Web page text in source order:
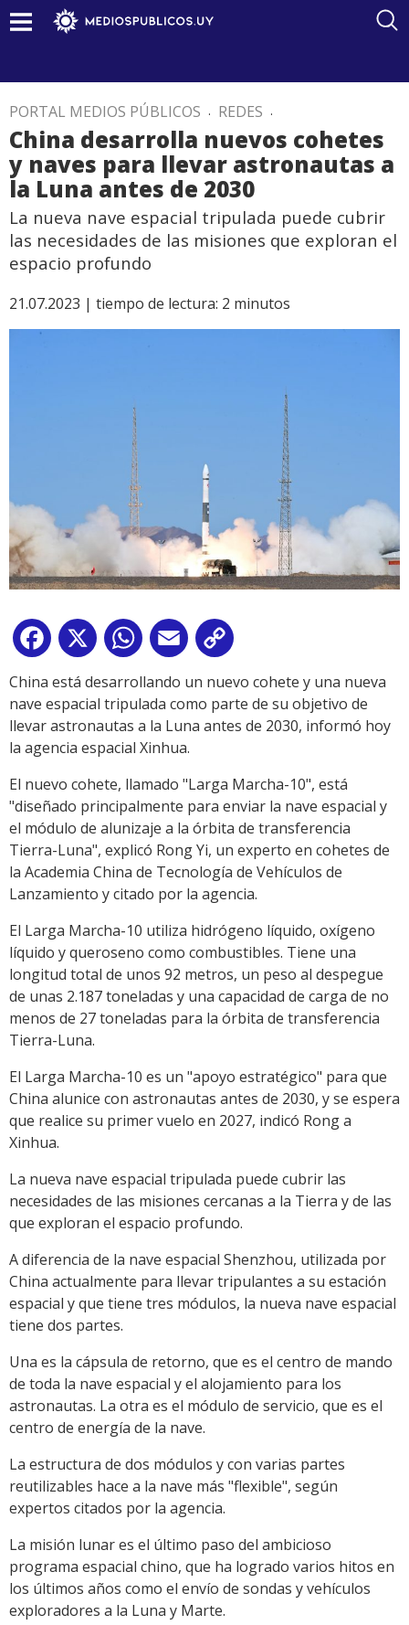
PORTAL MEDIOS PÚBLICOS . REDES .
China desarrolla nuevos cohetes
y naves para llevar astronautas a
la Luna antes de 2030
La nueva nave espacial tripulada puede cubrir
las necesidades de las misiones que exploran el
espacio profundo
21.07.2023 | tiempo de lectura: 2 minutos
Facebook
X WhatsApp
Email
Link
China está desarrollando un nuevo cohete y una nueva
nave espacial tripulada como parte de su objetivo de
llevar astronautas a la Luna antes de 2030, informó hoy
la agencia espacial Xinhua.
El nuevo cohete, llamado "Larga Marcha-10", está
"diseñado principalmente para enviar la nave espacial y
el módulo de alunizaje a la órbita de transferencia
Tierra-Luna", explicó Rong Yi, un experto en cohetes de
la Academia China de Tecnología de Vehículos de
Lanzamiento y citado por la agencia.
El Larga Marcha-10 utiliza hidrógeno líquido, oxígeno
líquido y queroseno como combustibles. Tiene una
longitud total de unos 92 metros, un peso al despegue
de unas 2.187 toneladas y una capacidad de carga de no
menos de 27 toneladas para la órbita de transferencia
Tierra-Luna.
El Larga Marcha-10 es un "apoyo estratégico" para que
China alunice con astronautas antes de 2030, y se espera
que realice su primer vuelo en 2027, indicó Rong a
Xinhua.
La nueva nave espacial tripulada puede cubrir las
necesidades de las misiones cercanas a la Tierra y de las
que exploran el espacio profundo.
A diferencia de la nave espacial Shenzhou, utilizada por
China actualmente para llevar tripulantes a su estación
espacial y que tiene tres módulos, la nueva nave espacial
tiene dos partes.
Una es la cápsula de retorno, que es el centro de mando
de toda la nave espacial y el alojamiento para los
astronautas. La otra es el módulo de servicio, que es el
centro de energía de la nave.
La estructura de dos módulos y con varias partes
reutilizables hace a la nave más "flexible", según
expertos citados por la agencia.
La misión lunar es el último paso del ambicioso
programa espacial chino, que ha logrado varios hitos en
los últimos años como el envío de sondas y vehículos
exploradores a la Luna y Marte.